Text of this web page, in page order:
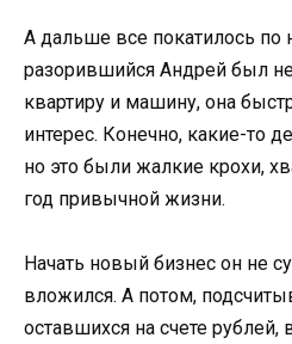
А дальше все покатилось
разорившийся Андрей был
квартиру и машину, она
интерес. Конечно, какие-то
но это были жалкие крохи,
год привычной жизни.
Начать новый бизнес он не
вложился. А потом,
оставшихся на счете рублей,